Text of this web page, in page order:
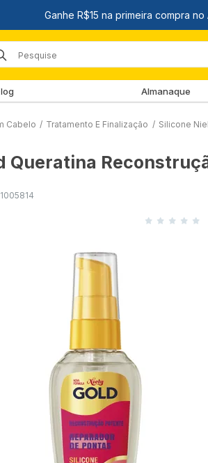
Almanaque
Cabelo / Tratamento E Finalização / Silicone
Queratina